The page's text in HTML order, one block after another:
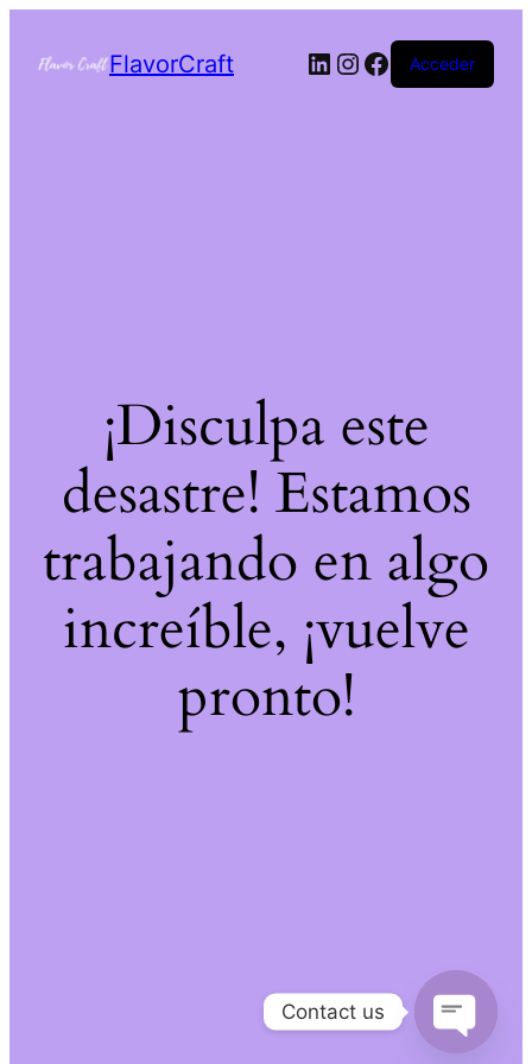
FlavorCraft Acceder
¡Disculpa este
desastre! Estamos
trabajando en algo
increíble, ¡vuelve
pronto!
Contact us